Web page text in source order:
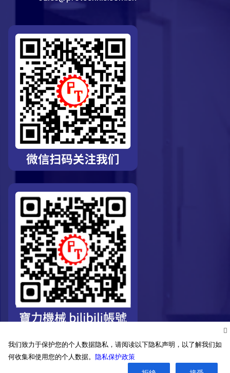
我们致力于保护您的个人数据隐私，请阅读以下隐私声明，以了解我们如
何收集和使用您的个人数据。 隐私保护政策